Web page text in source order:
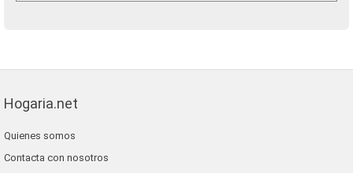
Hogaria.net
Quienes somos
Contacta con nosotros